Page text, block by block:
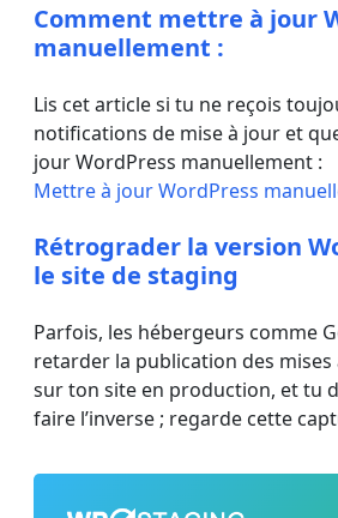
Comment mettre à jour
manuellement :
Lis cet article si tu ne reçois
notifications de mise à jour et
jour WordPress manuellement :
Mettre à jour WordPress
Rétrograder la version
le site de staging
Parfois, les hébergeurs comme
retarder la publication des mises
sur ton site en production, et tu
faire l’inverse ; regarde cette